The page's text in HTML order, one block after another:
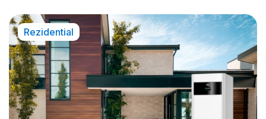
Rezidential